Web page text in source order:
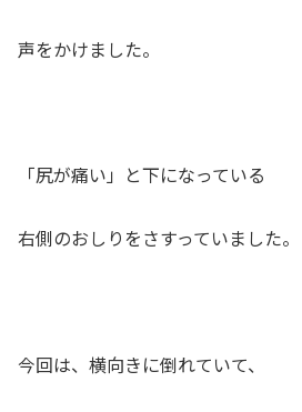
声をかけました。
「尻が痛い」と下になっている
右側のおしりをさすっていました。
今回は、横向きに倒れていて、